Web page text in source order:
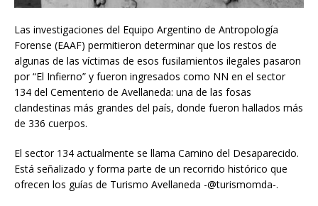
Las investigaciones del Equipo Argentino de Antropología
Forense (EAAF) permitieron determinar que los restos de
algunas de las víctimas de esos fusilamientos ilegales pasaron
por “El Infierno” y fueron ingresados como NN en el sector
134 del Cementerio de Avellaneda: una de las fosas
clandestinas más grandes del país, donde fueron hallados más
de 336 cuerpos.
El sector 134 actualmente se llama Camino del Desaparecido.
Está señalizado y forma parte de un recorrido histórico que
ofrecen los guías de Turismo Avellaneda -@turismomda-.